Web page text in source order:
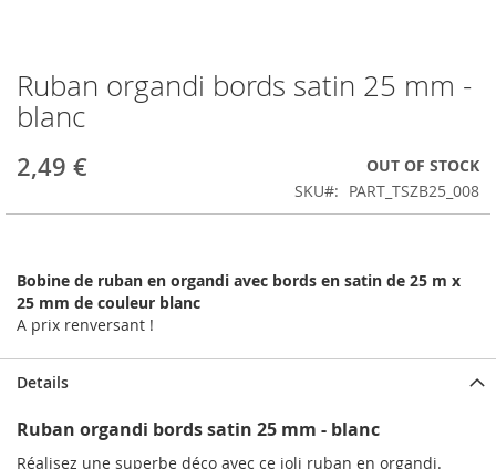
Skip
to
the
of
images
Ruban organdi bords satin 25 mm -
blanc
2,49 €
OUT OF STOCK
SKU
PART_TSZB25_008
Bobine de ruban en organdi avec bords en satin de 25 m x
25 mm de couleur blanc
A prix renversant !
Details
Ruban organdi bords satin 25 mm - blanc
Réalisez une superbe déco avec ce joli ruban en organdi.